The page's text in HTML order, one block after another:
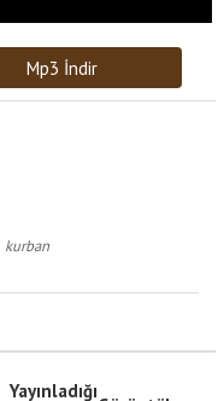
Mp3 İndir
kurban
Yayınladığı